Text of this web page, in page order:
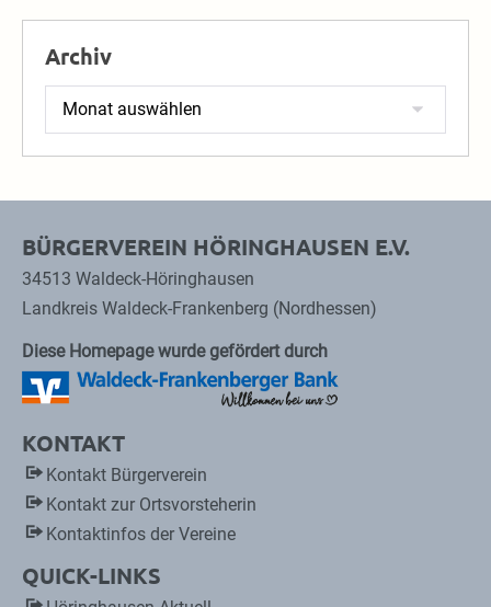
Archiv
Archiv
BÜRGERVEREIN HÖRINGHAUSEN E.V.
34513 Waldeck-Höringhausen
Landkreis Waldeck-Frankenberg (Nordhessen)
Diese Homepage wurde gefördert durch
KONTAKT
Kontakt Bürgerverein
Kontakt zur Ortsvorsteherin
Kontaktinfos der Vereine
QUICK-LINKS